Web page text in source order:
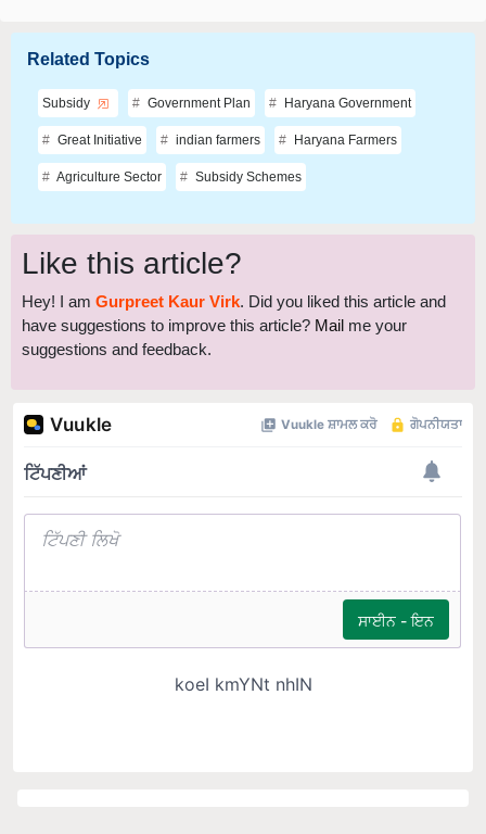
Related Topics
Subsidy Government Plan Haryana Government
Great Initiative indian farmers Haryana Farmers
Agriculture Sector Subsidy Schemes
Like this article?
Hey! I am Gurpreet Kaur Virk. Did you liked this article and
have suggestions to improve this article? Mail me your
suggestions and feedback.